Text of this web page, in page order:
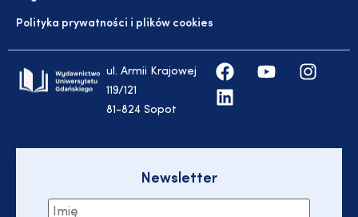
Polityka prywatności i plików cookies
ul. Armii Krajowej
119/121
81-824 Sopot
Newsletter